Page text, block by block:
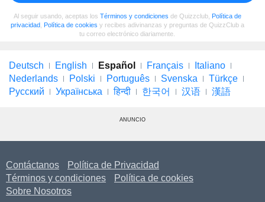
Al seguir usando, aceptas los Términos y condiciones de Quizzclub, Política de
privacidad, Política de cookies y recibes adivinanzas y preguntas de QuizzClub a
tu correo electrónico diariamente.
Deutsch English Español Français
Italiano
Nederlands
Polski Português Svenska
Türkçe
Русский
Українська हिन्दी 한국어 汉语 漢語
ANUNCIO
Contáctanos
Política de Privacidad
Términos y condiciones
Política de cookies
Sobre Nosotros